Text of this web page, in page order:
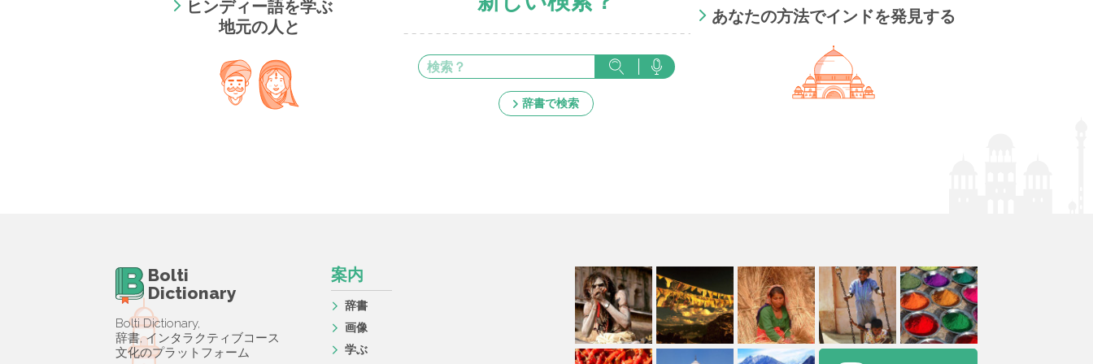
ヒンディー語を学ぶ
地元の人と
辞書で検索
あなたの方法でインドを発見する
Bolti
Dictionary
Bolti Dictionary,
辞書, インタラクティブコース
文化のプラットフォーム
案内
辞書
画像
学ぶ